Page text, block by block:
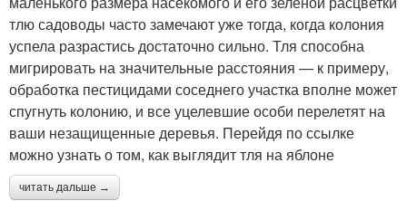
тлю садоводы часто замечают уже тогда, когда колония
успела разрастись достаточно сильно. Тля способна
мигрировать на значительные расстояния — к примеру,
обработка пестицидами соседнего участка вполне может
спугнуть колонию, и все уцелевшие особи перелетят на
ваши незащищенные деревья. Перейдя по ссылке
можно узнать о том, как выглядит тля на яблоне
читать дальше →